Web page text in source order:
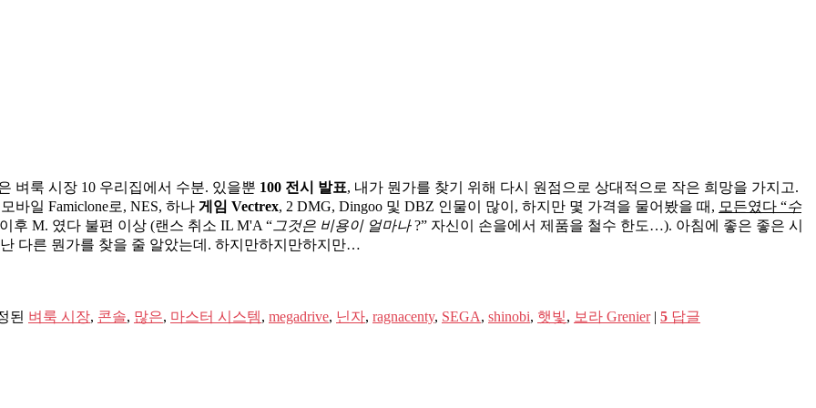
벼룩 시장 10 우리집에서 수분. 있을뿐 100 전시 발표, 내가 뭔가를 찾기 위해 다시 원점으로 상대적으로 작은 희망을 가지고.
바일 Famiclone로, NES, 하나 게임 Vectrex, 2 DMG, Dingoo 및 DBZ 인물이 많이, 하지만 몇 가격을 물어봤을 때, 모든였다 “수
후 M. 였다 불편 이상 (랜스 취소 IL M'A “ 그것은 비용이 얼마나?” 자신이 손을에서 제품을 철수 한도…). 아침에 좋은 좋은 시
다른 뭔가를 찾을 줄 알았는데. 하지만하지만하지만…
된 벼룩 시장, 콘솔, 많은, 마스터 시스템, megadrive, 닌자, ragnacenty, SEGA, shinobi, 햇빛, 보라 Grenier | 5 답글